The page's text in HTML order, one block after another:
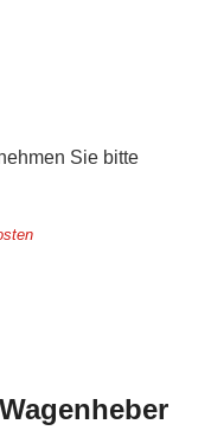
Sie bitte
Wagenheber